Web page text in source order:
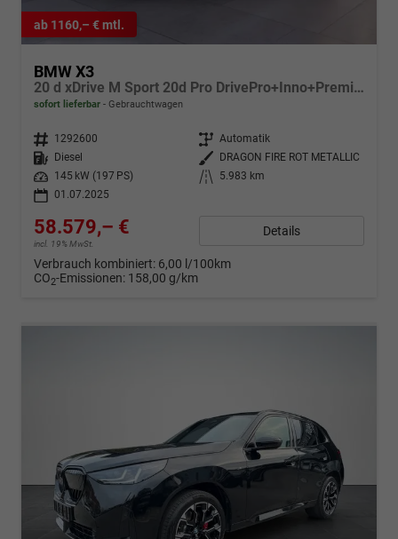
ab 1160,– € mtl.
BMW X3
20 d xDrive M Sport 20d Pro DrivePro+Inno+Premium+ParkPro
sofort lieferbar Gebrauchtwagen
Fahrzeugnr. 1292600 Getriebe Automatik
Kraftstoff
Diesel Außenfarbe
DRAGON FIRE ROT METALLIC
Leistung
145 kW (197 PS) Kilometerstand
5.983 km
01.07.2025
58.579,– €
incl. 19% MwSt.
Details
Verbrauch kombiniert: 6,00 l/100km
CO2-Emissionen: 158,00 g/km